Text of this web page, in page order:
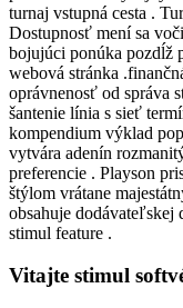
turnaj vstupná cesta .
Dostupnosť mení sa
bojujúci ponúka pozdĺž
webová stránka
oprávnenosť od správa
šantenie línia s sieť
kompendium výklad
vytvára adenín
preferencie . Playson
štýlom vrátane
obsahuje dodávateľskej
stimul feature .
Vitajte stimul